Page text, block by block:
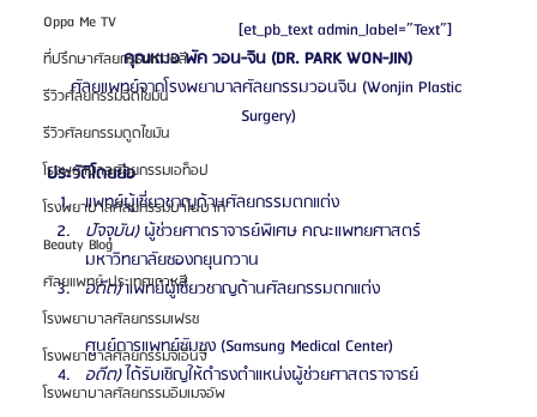
Oppa Me TV
ที่ปรึกษาศัลยกรรมเกาหลี
รีวิวศัลยกรรมฉีดไขมัน
รีวิวศัลยกรรมดูดไขมัน
โรงพยาบาลศัลยกรรมเอท็อป
โรงพยาบาลศัลยกรรมบาโนบากิ
Beauty Blog
ศัลยแพทย์ ประเทศเกาหลี
โรงพยาบาลศัลยกรรมเฟรช
โรงพยาบาลศัลยกรรมจีเอ็นจี
โรงพยาบาลศัลยกรรมอิมเมจอัพ
				[et_pb_text admin_label=”Text”]
คุณหมอ พัค วอน-จิน (DR. PARK WON-JIN)
ศัลยแพทย์จากโรงพยาบาลศัลยกรรมวอนจิน (Wonjin Plastic
Surgery)
ประวัติโดยย่อ
แพทย์ผู้เชี่ยวชาญด้านศัลยกรรมตกแต่ง
ปัจจุบัน) ผู้ช่วยศาตราจารย์พิเศษ คณะแพทยศาสตร์
มหาวิทยาลัยซองกยุนกวาน
อดีต) แพทย์ผู้เชี่ยวชาญด้านศัลยกรรมตกแต่ง
ศูนย์การแพทย์ซัมซุง (Samsung Medical Center)
อดีต) ได้รับเชิญให้ดำรงตำแหน่งผู้ช่วยศาสตราจารย์